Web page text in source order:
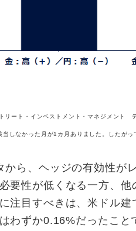
リート・インベストメント・マネジメン
しなかった月が1カ月ありました。したが
ら、ヘッジの有効性が
要性が低くなる一方、
注目すべきは、米ドル
わずか0.16%だったこと